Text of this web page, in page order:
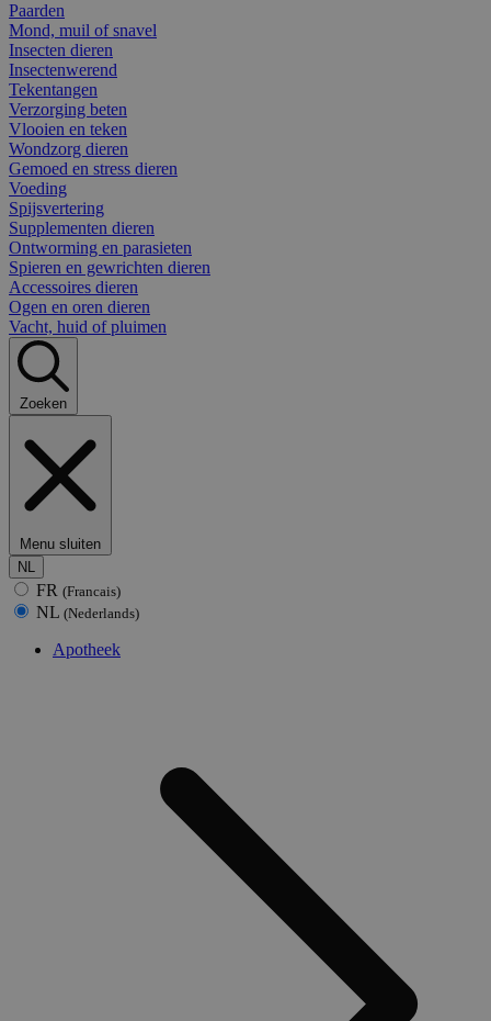
Paarden
Mond, muil of snavel
Insecten dieren
Insectenwerend
Tekentangen
Verzorging beten
Vlooien en teken
Wondzorg dieren
Gemoed en stress dieren
Voeding
Spijsvertering
Supplementen dieren
Ontworming en parasieten
Spieren en gewrichten dieren
Accessoires dieren
Ogen en oren dieren
Vacht, huid of pluimen
Zoeken
Menu sluiten
NL
FR (Francais)
NL (Nederlands)
Apotheek